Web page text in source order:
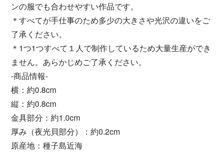
ンの服でも合わせやすい作品です。
＊すべてが手仕事のため多少の大きさや光沢の違いをご
了承ください。
＊1つ1つすべて１人で制作しているため大量生産ができ
ません。あらかじめご了承ください。
-商品情報-
横：約0.8cm
縦：約0.8cm
金具部分：約1.0cm
厚み（夜光貝部分）：約0.2cm
原産地：種子島近海